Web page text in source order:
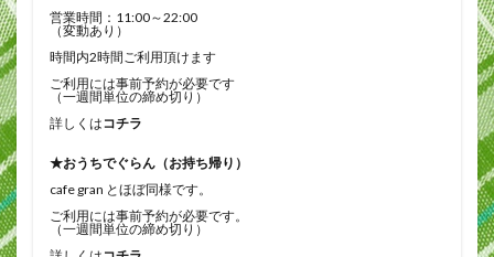
営業時間：11:00～22:00
（変動あり）
時間内2時間ご利用頂けます
ご利用には事前予約が必要です
（一週間単位の締め切り）
詳しくはコチラ
★おうちでぐらん（お持ち帰り）
cafe gran とほぼ同様です。
ご利用には事前予約が必要です。
（一週間単位の締め切り）